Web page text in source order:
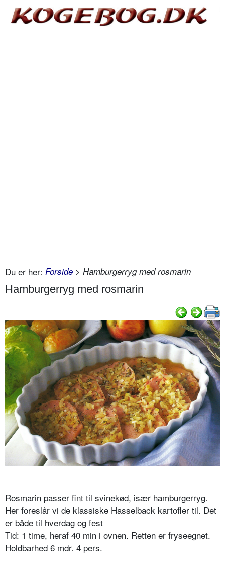
Du er her: Forside > Hamburgerryg med rosmarin
Hamburgerryg med rosmarin
Rosmarin passer fint til svinekød, især hamburgerryg.
Her foreslår vi de klassiske Hasselback kartofler til. Det
er både til hverdag og fest
Tid: 1 time, heraf 40 min i ovnen. Retten er fryseegnet.
Holdbarhed 6 mdr. 4 pers.